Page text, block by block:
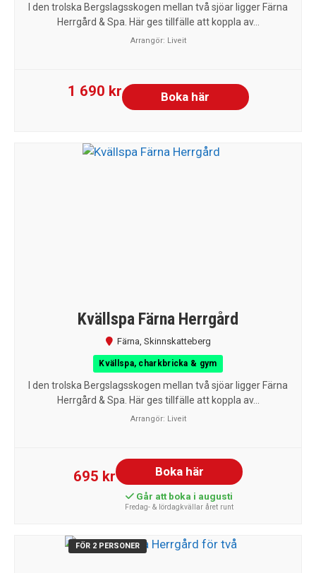
I den trolska Bergslagsskogen mellan två sjöar ligger Färna
Herrgård & Spa. Här ges tillfälle att koppla av...
Arrangör: Liveit
1 690 kr Boka här
Kvällspa Färna Herrgård
Färna Skinnskatteberg
Kvällspa, charkbricka & gym
I den trolska Bergslagsskogen mellan två sjöar ligger Färna
Herrgård & Spa. Här ges tillfälle att koppla av...
Arrangör: Liveit
695 kr Boka här
Går att boka i augusti
Fredag- & lördagkvällar året runt
FÖR 2 PERSONER